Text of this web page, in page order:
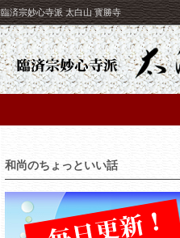
臨済宗妙心寺派 太白山 寳勝寺
和尚のちょっといい話